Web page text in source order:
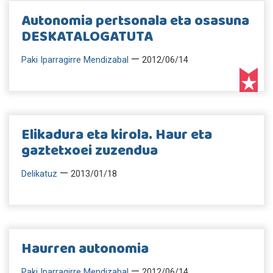
Autonomia pertsonala eta osasuna
DESKATALOGATUTA
Paki Iparragirre Mendizabal — 2012/06/14
Elikadura eta kirola. Haur eta
gaztetxoei zuzendua
Delikatuz — 2013/01/18
Haurren autonomia